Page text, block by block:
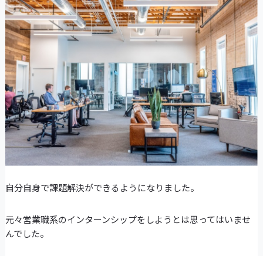
自分自身で課題解決ができるようになりました。
元々営業職系のインターンシップをしようとは思ってはいませ
んでした。